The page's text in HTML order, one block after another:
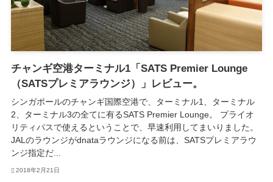
チャンギ空港ターミナル1「SATS Premier Lounge
（SATSプレミアラウンジ）」レビュー。
シンガポールのチャンギ国際空港で、ターミナル1、ターミナル
2、ターミナル3の全てに有るSATS Premier Lounge。 プライオ
リティパスで使えるということで、早速利用してまいりました。
JALのラウンジがdnataラウンジになる前は、SATSプレミアラウ
ンジ指定だ...
2018年2月21日